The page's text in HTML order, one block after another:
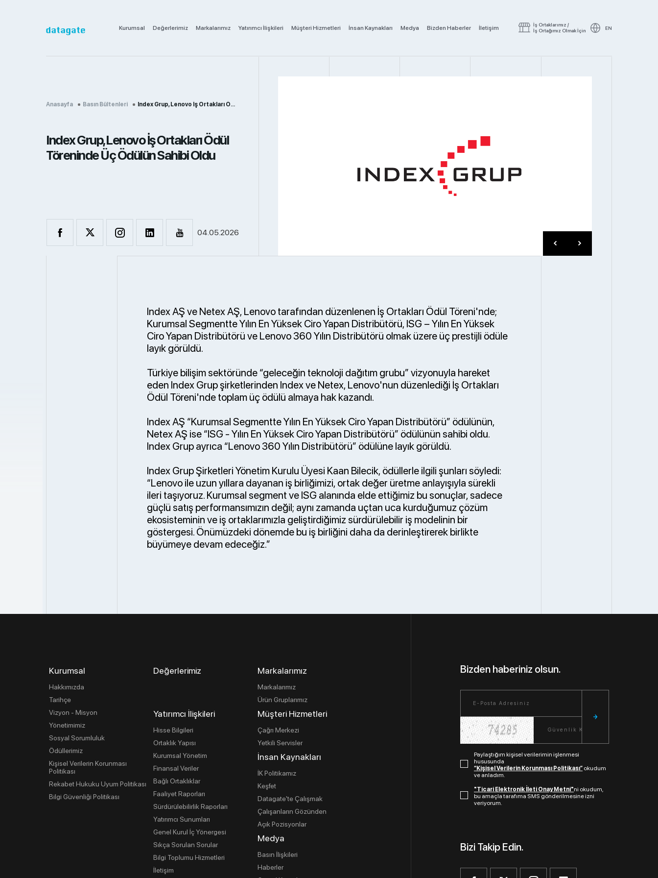
Kurumsal Değerlerimiz Markalarımız Yatırımcı İlişkileri Müşteri Hizmetleri İnsan Kaynakları Medya Bizden Haberler İletişim
İş Ortaklarımız /
İş Ortağımız Olmak İçin
EN
Anasayfa Basın Bültenleri Index Grup, Lenovo İş Ortakları Öd...
Index Grup, Lenovo İş Ortakları Ödül
Töreninde Üç Ödülün Sahibi Oldu
04.05.2026
Index AŞ ve Netex AŞ, Lenovo tarafından düzenlenen İş Ortakları Ödül Töreni'nde;
Kurumsal Segmentte Yılın En Yüksek Ciro Yapan Distribütörü, ISG – Yılın En Yüksek
Ciro Yapan Distribütörü ve Lenovo 360 Yılın Distribütörü olmak üzere üç prestijli ödüle
layık görüldü.
Türkiye bilişim sektöründe “geleceğin teknoloji dağıtım grubu” vizyonuyla hareket
eden Index Grup şirketlerinden Index ve Netex, Lenovo'nun düzenlediği İş Ortakları
Ödül Töreni'nde toplam üç ödülü almaya hak kazandı.
Index AŞ “Kurumsal Segmentte Yılın En Yüksek Ciro Yapan Distribütörü” ödülünün,
Netex AŞ ise “ISG - Yılın En Yüksek Ciro Yapan Distribütörü” ödülünün sahibi oldu.
Index Grup ayrıca “Lenovo 360 Yılın Distribütörü” ödülüne layık görüldü.
Index Grup Şirketleri Yönetim Kurulu Üyesi Kaan Bilecik, ödüllerle ilgili şunları söyledi:
“Lenovo ile uzun yıllara dayanan iş birliğimizi, ortak değer üretme anlayışıyla sürekli
ileri taşıyoruz. Kurumsal segment ve ISG alanında elde ettiğimiz bu sonuçlar, sadece
güçlü satış performansımızın değil; aynı zamanda uçtan uca kurduğumuz çözüm
ekosisteminin ve iş ortaklarımızla geliştirdiğimiz sürdürülebilir iş modelinin bir
göstergesi. Önümüzdeki dönemde bu iş birliğini daha da derinleştirerek birlikte
büyümeye devam edeceğiz.”
Kurumsal
Hakkımızda
Tarihçe
Vizyon - Misyon
Yönetimimiz
Sosyal Sorumluluk
Ödüllerimiz
Kişisel Verilerin Korunması
Politikası
Rekabet Hukuku Uyum Politikası
Bilgi Güvenliği Politikası
Değerlerimiz Markalarımız
Markalarımız
Ürün Gruplarımız
Yatırımcı İlişkileri
Hisse Bilgileri
Ortaklık Yapısı
Kurumsal Yönetim
Finansal Veriler
Bağlı Ortaklıklar
Faaliyet Raporları
Sürdürülebilirlik Raporları
Yatırımcı Sunumları
Genel Kurul İç Yönergesi
Sıkça Sorulan Sorular
Bilgi Toplumu Hizmetleri
İletişim
Müşteri Hizmetleri
Çağrı Merkezi
Yetkili Servisler
İnsan Kaynakları
İK Politikamız
Keşfet
Datagate'te Çalışmak
Çalışanların Gözünden
Açık Pozisyonlar
Medya
Basın İlişkileri
Haberler
Bizden haberiniz olsun.
Paylaştığım kişisel verilerimin işlenmesi
hususunda
“Kişisel Verilerin Korunması Politikası” okudum
ve anladım.
"Ticari Elektronik İleti Onay Metni"ni okudum,
bu amaçla tarafıma SMS gönderilmesine izni
veriyorum.
Bizi Takip Edin.